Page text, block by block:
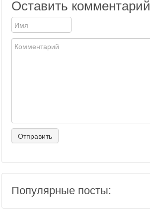
Оставить комментарий
Популярные посты: